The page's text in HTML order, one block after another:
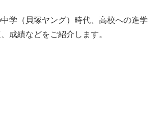
学（貝塚ヤング）時代、高校への進学
成績などをご紹介します。